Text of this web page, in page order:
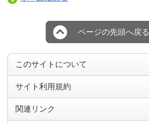
ページの先頭へ戻る
このサイトについて
サイト利用規約
関連リンク